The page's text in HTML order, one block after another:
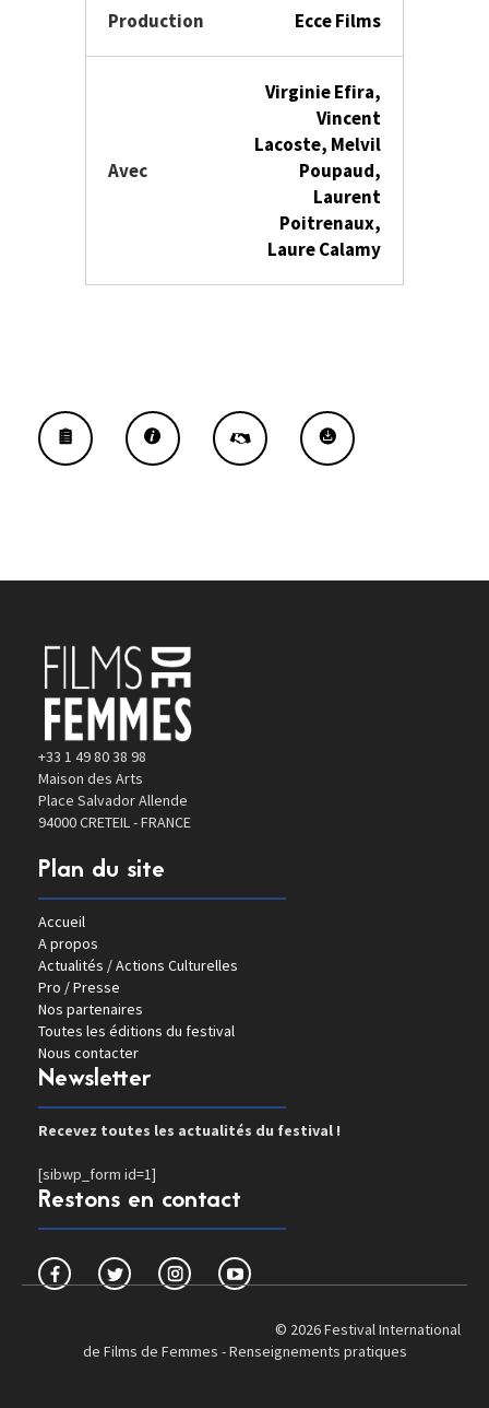
Production Ecce Films
Avec
Virginie Efira,
Vincent
Lacoste, Melvil
Poupaud,
Laurent
Poitrenaux,
Laure Calamy
+33 1 49 80 38 98
Maison des Arts
Place Salvador Allende
94000 CRETEIL - FRANCE
Plan du site
Accueil
A propos
Actualités / Actions Culturelles
Pro / Presse
Nos partenaires
Toutes les éditions du festival
Nous contacter
Newsletter
Recevez toutes les actualités du festival !
[sibwp_form id=1]
Restons en contact
© 2026 Festival International
de Films de Femmes -Renseignements pratiques